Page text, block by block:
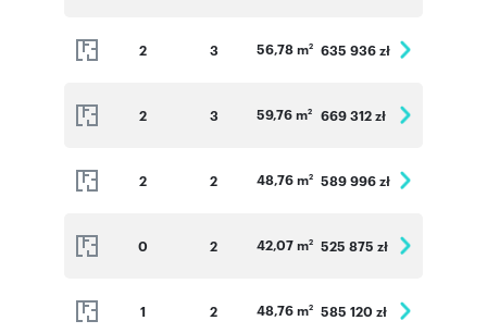
2 3 56,78 m2 635 936 zł
2 3 59,76 m2 669 312 zł
2 2 48,76 m2 589 996 zł
0 2 42,07 m2 525 875 zł
1 2 48,76 m2 585 120 zł